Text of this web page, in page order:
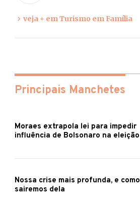
veja + em Turismo em Família
Principais Manchetes
Moraes extrapola lei para impedir
influência de Bolsonaro na eleição
Nossa crise mais profunda, e como
sairemos dela